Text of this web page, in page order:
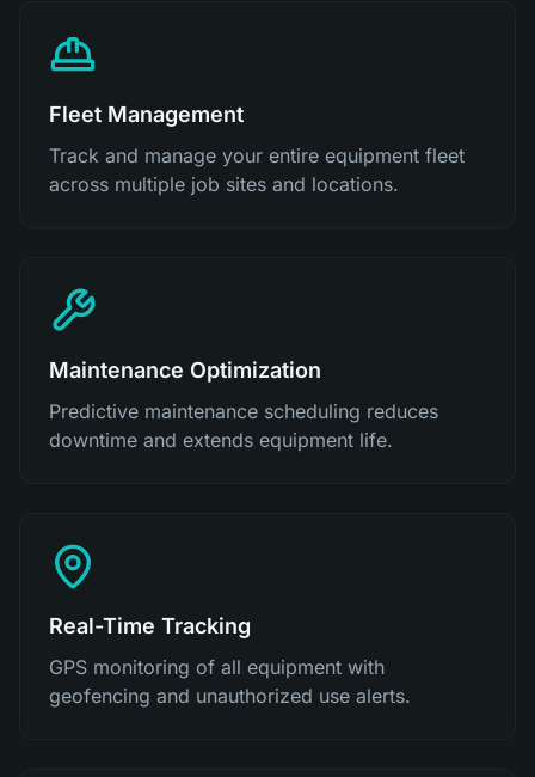
Fleet Management
Track and manage your entire equipment fleet
across multiple job sites and locations.
Maintenance Optimization
Predictive maintenance scheduling reduces
downtime and extends equipment life.
Real-Time Tracking
GPS monitoring of all equipment with
geofencing and unauthorized use alerts.